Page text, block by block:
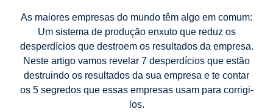
As maiores empresas do mundo têm algo em comum:
Um sistema de produção enxuto que reduz os
desperdícios que destroem os resultados da empresa.
Neste artigo vamos revelar 7 desperdícios que estão
destruindo os resultados da sua empresa e te contar
os 5 segredos que essas empresas usam para corrigi-
los.